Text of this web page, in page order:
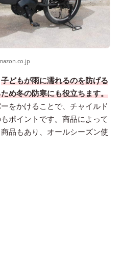
子どもが雨に濡れるのを防げる
め冬の防寒にも役立ちます。
をかけることで、チャイルド
ポイントです。商品によって
品もあり、オールシーズン使